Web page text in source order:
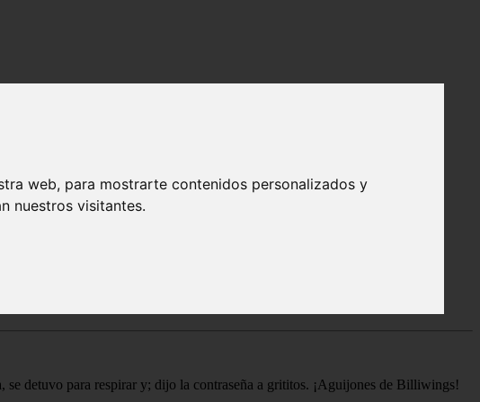
web, para mostrarte contenidos personalizados y
nuestros visitantes.
lo veremos. Es una respuesta a un cierto reto (me gustan las cosas
detuvo para respirar y; dijo la contraseña a grititos. ¡Aguijones de Billiwings!